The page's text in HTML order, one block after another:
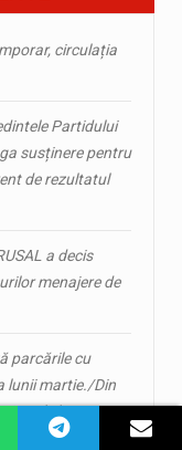
circulația
Partidului
susținere pentru
de rezultatul
a decis
menajere de
parcările cu
lunii martie./Din
în